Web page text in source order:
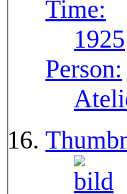
Time:
1925
Person: